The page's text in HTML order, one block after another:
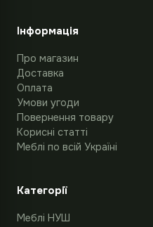
Інформація
Про магазин
Доставка
Оплата
Умови угоди
Повернення товару
Корисні статті
Меблі по всій Україні
Категорії
Меблі НУШ